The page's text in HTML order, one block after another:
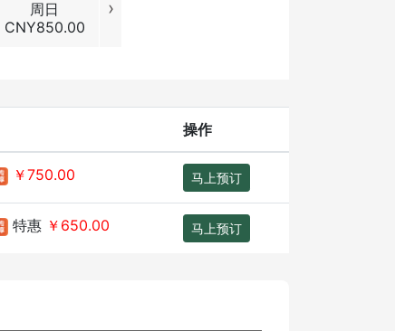
周日
CNY850.00
›
操作
￥750.00 马上预订
特惠 ￥650.00 马上预订